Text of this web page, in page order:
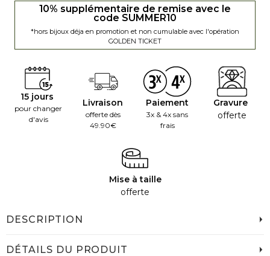
10% supplémentaire de remise avec le
code SUMMER10
*hors bijoux déja en promotion et non cumulable avec l'opération
GOLDEN TICKET
15 jours
pour changer
d'avis
Livraison
offerte dès
49.90€
Paiement
3x & 4x sans
frais
Gravure
offerte
Mise à taille
offerte
DESCRIPTION
DÉTAILS DU PRODUIT